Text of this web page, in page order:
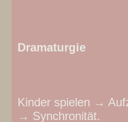
Dramaturgie
Kinder spielen →
→ Synchronität.